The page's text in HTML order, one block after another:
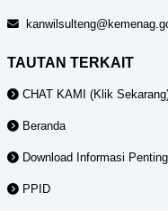
TAUTAN TERKAIT
CHAT KAMI (Klik
Beranda
Download Informasi Penting
PPID